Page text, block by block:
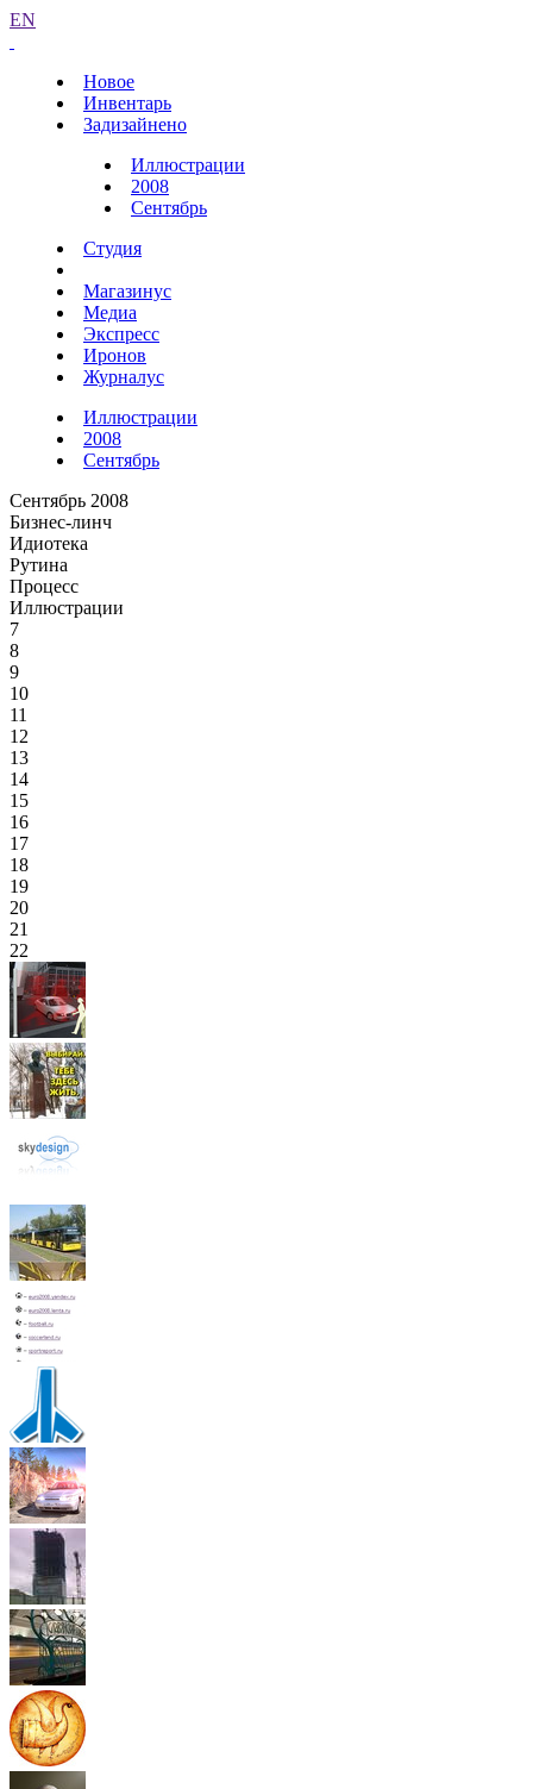
EN
Новое
Инвентарь
Задизайнено
Иллюстрации
2008
Сентябрь
Студия
Магазинус
Медиа
Экспресс
Иронов
Журналус
Иллюстрации
2008
Сентябрь
Сентябрь 2008
Бизнес-линч
Идиотека
Рутина
Процесс
Иллюстрации
7
8
9
10
11
12
13
14
15
16
17
18
19
20
21
22